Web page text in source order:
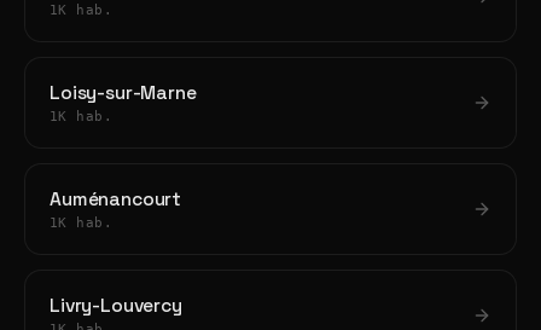
1K hab.
Loisy-sur-Marne
1K hab.
Auménancourt
1K hab.
Livry-Louvercy